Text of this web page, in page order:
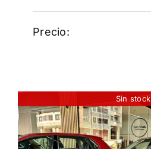
Precio:
Sin stock